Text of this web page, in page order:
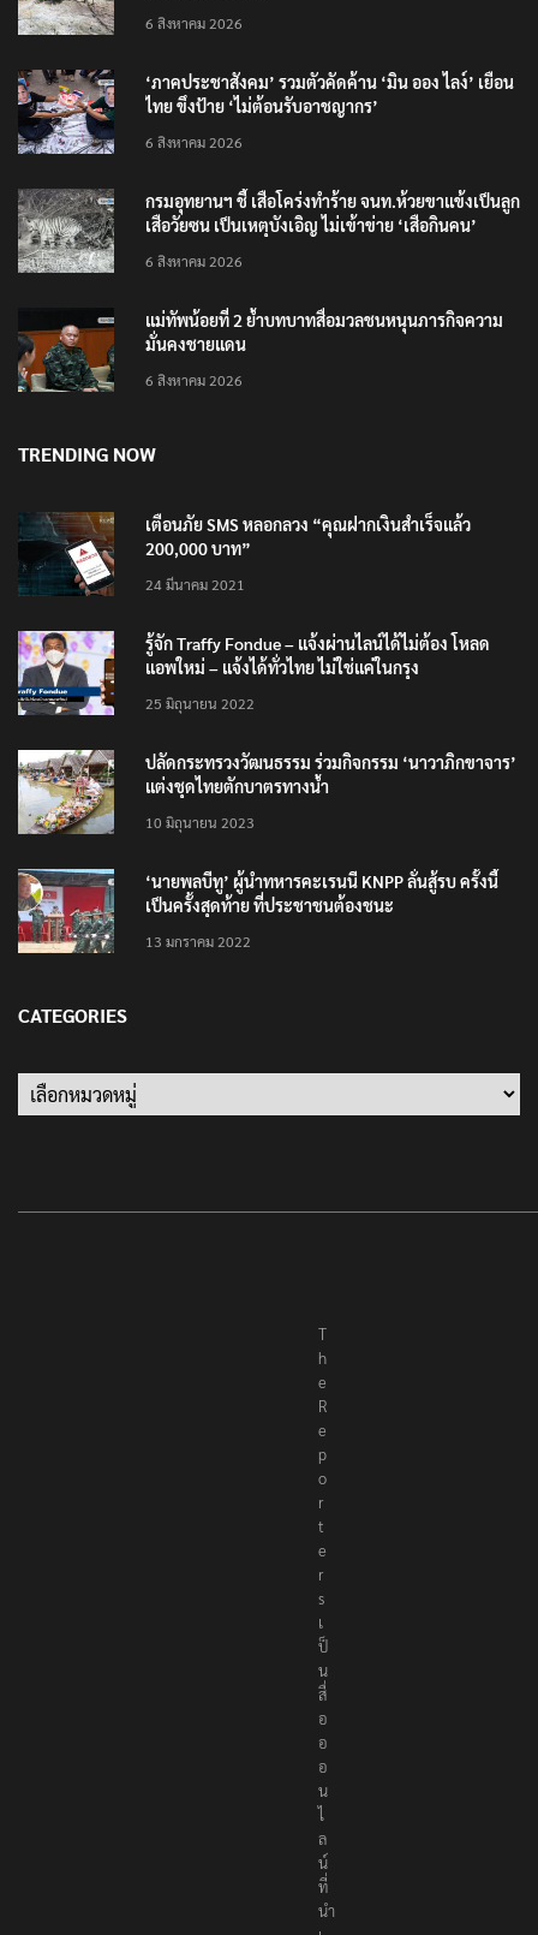
6 สิงหาคม 2026
‘ภาคประชาสังคม’ รวมตัวคัดค้าน ‘มิน ออง ไลง์’ เยือน
ไทย ขึงป้าย ‘ไม่ต้อนรับอาชญากร’
6 สิงหาคม 2026
กรมอุทยานฯ ชี้ เสือโคร่งทำร้าย จนท.ห้วยขาแข้งเป็นลูก
เสือวัยซน เป็นเหตุบังเอิญ ไม่เข้าข่าย ‘เสือกินคน’
6 สิงหาคม 2026
แม่ทัพน้อยที่ 2 ย้ำบทบาทสื่อมวลชนหนุนภารกิจความ
มั่นคงชายแดน
6 สิงหาคม 2026
TRENDING NOW
เตือนภัย SMS หลอกลวง “คุณฝากเงินสำเร็จแล้ว
200,000 บาท”
24 มีนาคม 2021
รู้จัก Traffy Fondue – แจ้งผ่านไลน์ได้ไม่ต้อง โหลด
แอพใหม่ – แจ้งได้ทั่วไทย ไม่ใช่แค่ในกรุง
25 มิถุนายน 2022
ปลัดกระทรวงวัฒนธรรม ร่วมกิจกรรม ‘นาวาภิกขาจาร’
แต่งชุดไทยตักบาตรทางน้ำ
10 มิถุนายน 2023
‘นายพลบีทู’ ผู้นำทหารคะเรนนี KNPP ลั่นสู้รบ ครั้งนี้
เป็นครั้งสุดท้าย ที่ประชาชนต้องชนะ
13 มกราคม 2022
CATEGORIES
Categories
T
h
e
R
e
p
o
r
t
e
r
s
เ
ป็
น
สื่
อ
อ
อ
น
ไ
ล
น์
ที่
นำ